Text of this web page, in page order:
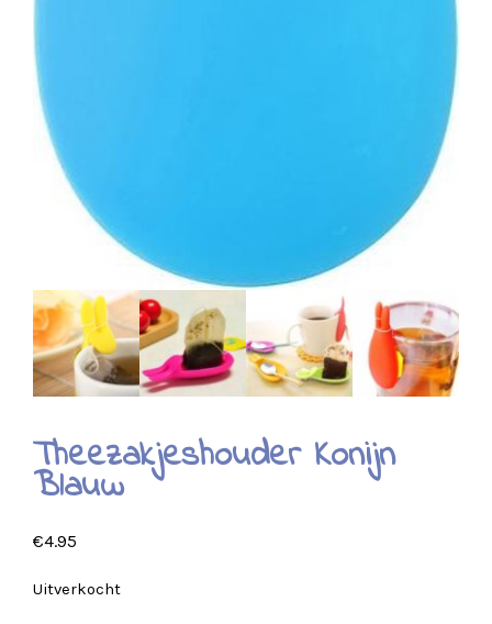
Theezakjeshouder Konijn
Blauw
€4.95
Uitverkocht